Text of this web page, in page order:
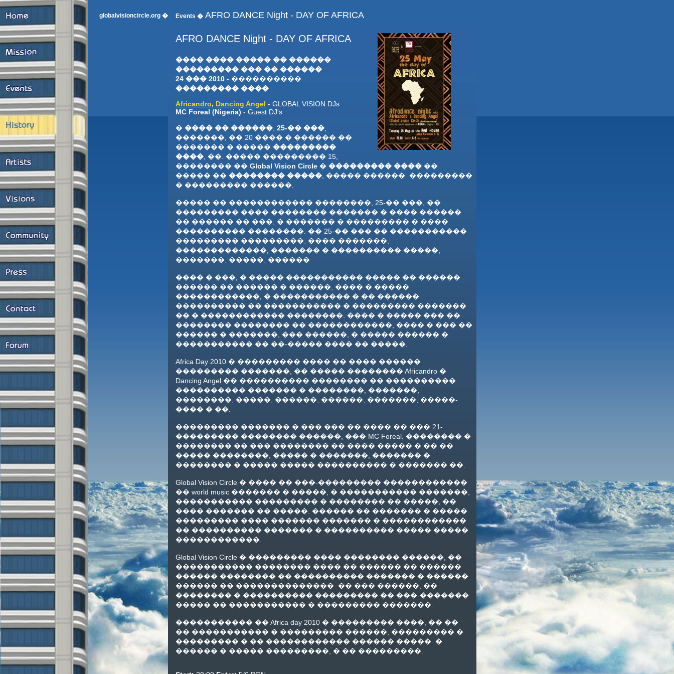
globalvisioncircle.org � Events � AFRO DANCE Night - DAY OF AFRICA
AFRO DANCE Night - DAY OF AFRICA
���� ���� ����� �� ������
��������� ��� �� ������
24 ��� 2010 - ����������
��������� ����
Africandro, Dancing Angel - GLOBAL VISION DJs
MC Foreal (Nigeria) - Guest DJ's
� ���� �� ������ 25-�� ���
�������, �� 20 ���� � ������ ��
������� � ����� ���������
���� , ��. ����� ��������� 15,
�������� �� Global Vision Circle � ��������� ���� ��
����� �� �������� ����� , ����� ������ ���������
� ��������� ������.
����� �� ������������ ��������, 25-�� ���, ��
��������� ���� �������� ������� � ���� ������
�� ������ �� ���, � ������� � ��������� � ����
���������� ��������. �� 25-�� ��� �� �����������
��������� ���������, ���� �������,
�������������, ������� � ���������� �����,
�������, �����, ������.
���� � ���, � ����� ����������� ����� �� ������
������ �� ������ � ������, ���� � �����
������������, � ����������� � �� ������
���������� �� ����������� � ��������� �������
�� � ������������ ��������. ���� � ����� ��� ��
�������� �������� �� ������������, ���� � ��� ��
������ � �������, ��� ������, � ����� ������ �
����������� �� ��-����� ���� �� �����.
Africa Day 2010 � ��������� ���� �� ���� ������
��������� �������, �� ����� �������� Africandro �
Dancing Angel �� ���������� �������� �� ����������
���������� ������� � ��������, �������,
��������, �����, ������, ������, �������, �����-
���� � ��.
��������� ������� � ��� ��� �� ���� �� ��� 21-
��������� �������� ������, ��� MC Foreal. �������� �
�������� �� ��� �������� �� ���� ����� � �� ��
����� ��������, ����� � �������, ������� �
�������� � ����� ����� ���������� � ������� ��.
Global Vision Circle � ���� �� ���-��������� ������������
�� world music ������� � �����, � ����������� �������,
����������� ��������� � �������� �� �����, ��
���� ������� �� �����. ������ �� ������� � �����
��������� ���� ������� ������� � ������������
�� ���������� ������� � ���������� ����� �����
������������.
Global Vision Circle � ��������� ���� �������� ������, ��
����������� �������� ���� �� ������ �� ������
������ �������� �� ���������� ������� � ������
������ �� ��������������. �� ��� ������, ��
�������� � ���������� ��������� �� ���-�������
����� �� ����������� � ��������� �������.
����������� �� Africa day 2010 � ��������� ����, �� ��
�� ����������� � ��������� ������, ��������� �
��������� � �� ������������ ������ ����� �
������ � ����� ���������, � �� ���������.